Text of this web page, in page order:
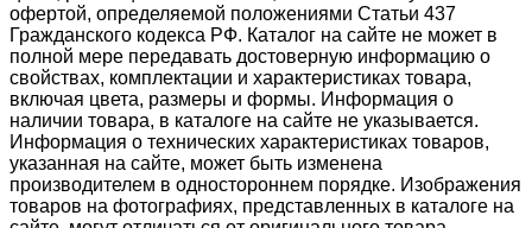
офертой, определяемой положениями Статьи 437
Гражданского кодекса РФ. Каталог на сайте не может в
полной мере передавать достоверную информацию о
свойствах, комплектации и характеристиках товара,
включая цвета, размеры и формы. Информация о
наличии товара, в каталоге на сайте не указывается.
Информация о технических характеристиках товаров,
указанная на сайте, может быть изменена
производителем в одностороннем порядке. Изображения
товаров на фотографиях, представленных в каталоге на